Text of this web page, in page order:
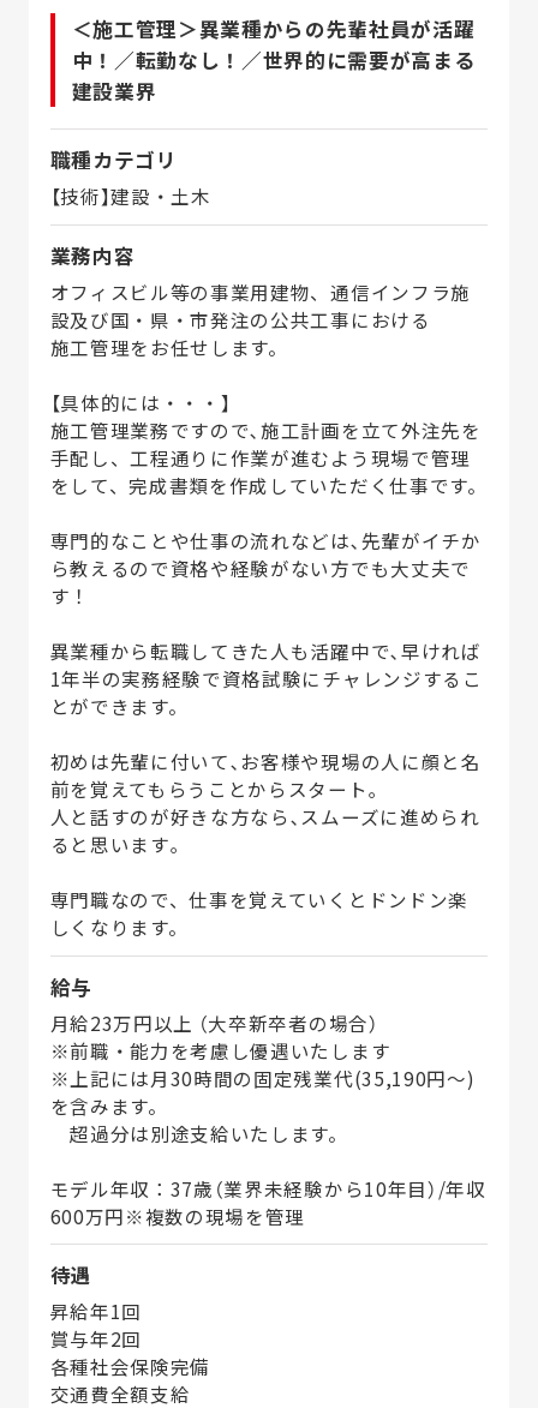
＜施工管理＞異業種からの先輩社員が活躍
中！／転勤なし！／世界的に需要が高まる
建設業界
職種カテゴリ
【技術】建設・土木
業務内容
オフィスビル等の事業用建物、通信インフラ施
設及び国・県・市発注の公共工事における
施工管理をお任せします。
【具体的には・・・】
施工管理業務ですので､施工計画を立て外注先を
手配し、工程通りに作業が進むよう現場で管理
をして、完成書類を作成していただく仕事です。
専門的なことや仕事の流れなどは､先輩がイチか
ら教えるので資格や経験がない方でも大丈夫で
す！
異業種から転職してきた人も活躍中で､早ければ
1年半の実務経験で資格試験にチャレンジするこ
とができます。
初めは先輩に付いて､お客様や現場の人に顔と名
前を覚えてもらうことからスタート｡
人と話すのが好きな方なら､スムーズに進められ
ると思います｡
専門職なので、仕事を覚えていくとドンドン楽
しくなります。
給与
月給23万円以上 （大卒新卒者の場合）
※前職・能力を考慮し優遇いたします
※上記には月30時間の固定残業代(35,190円～)
を含みます。
超過分は別途支給いたします。
モデル年収：37歳（業界未経験から10年目）/年収
600万円※複数の現場を管理
待遇
昇給年1回
賞与年2回
各種社会保険完備
交通費全額支給